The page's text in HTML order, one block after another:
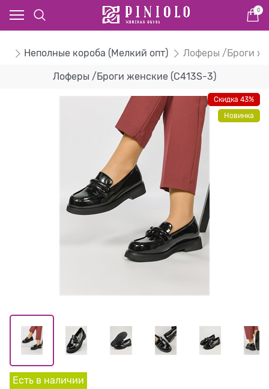
0
Неполные короба (Мелкий опт) Лоферы /Броги
Лоферы /Броги женские (C413S-3)
Скидка 43%
Новинка
Есть в наличии